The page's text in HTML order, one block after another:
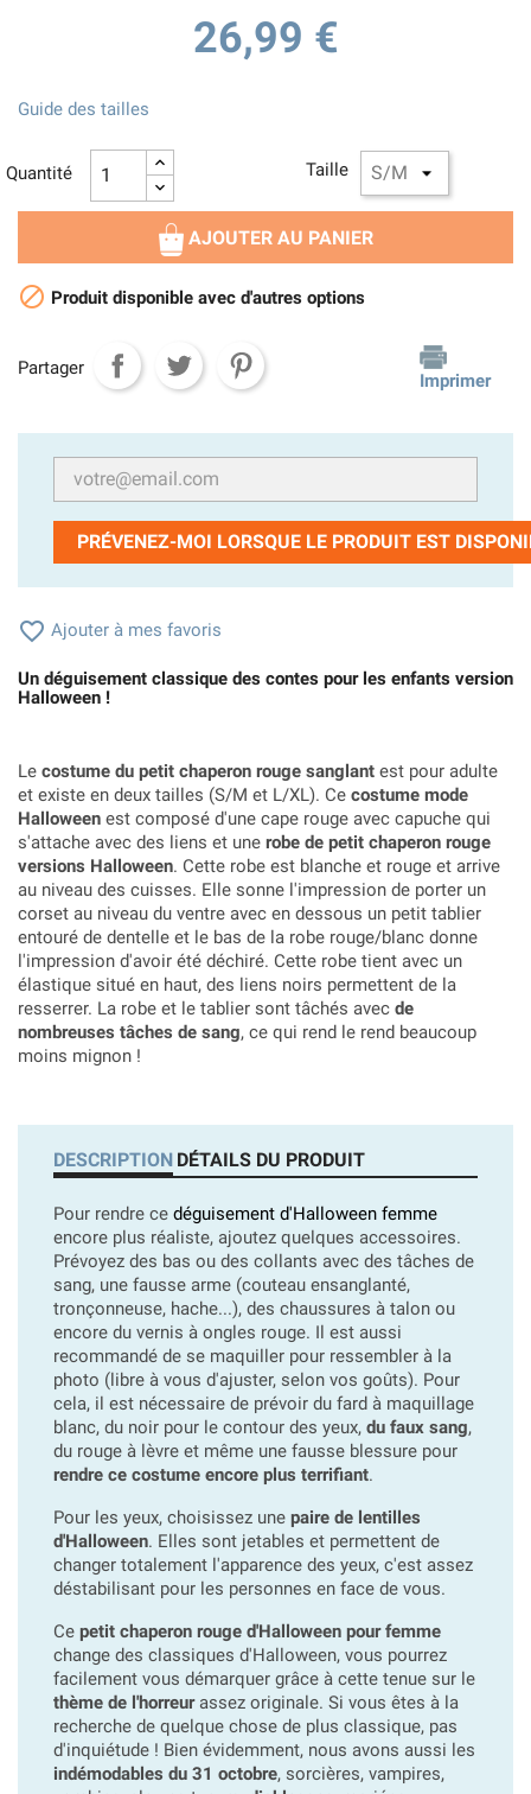
26,99 €
Taille
Guide des tailles
Quantité
AJOUTER AU PANIER
 Produit disponible avec d'autres options
Partager
Imprimer
PRÉVENEZ-MOI LORSQUE LE PRODUIT EST
 Ajouter à mes favoris
Un déguisement classique des contes pour les enfants version
Halloween !
Le costume du petit chaperon rouge sanglant est pour adulte
et existe en deux tailles (S/M et L/XL). Ce costume mode
Halloween est composé d'une cape rouge avec capuche qui
s'attache avec des liens et une robe de petit chaperon rouge
versions Halloween. Cette robe est blanche et rouge et arrive
au niveau des cuisses. Elle sonne l'impression de porter un
corset au niveau du ventre avec en dessous un petit tablier
entouré de dentelle et le bas de la robe rouge/blanc donne
l'impression d'avoir été déchiré. Cette robe tient avec un
élastique situé en haut, des liens noirs permettent de la
resserrer. La robe et le tablier sont tâchés avec de
nombreuses tâches de sang, ce qui rend le rend beaucoup
moins mignon !
DESCRIPTION DÉTAILS DU PRODUIT
Pour rendre ce déguisement d'Halloween femme
encore plus réaliste, ajoutez quelques accessoires.
Prévoyez des bas ou des collants avec des tâches de
sang, une fausse arme (couteau ensanglanté,
tronçonneuse, hache...), des chaussures à talon ou
encore du vernis à ongles rouge. Il est aussi
recommandé de se maquiller pour ressembler à la
photo (libre à vous d'ajuster, selon vos goûts). Pour
cela, il est nécessaire de prévoir du fard à maquillage
blanc, du noir pour le contour des yeux, du faux sang,
du rouge à lèvre et même une fausse blessure pour
rendre ce costume encore plus terrifiant.
Pour les yeux, choisissez une paire de lentilles
d'Halloween. Elles sont jetables et permettent de
changer totalement l'apparence des yeux, c'est assez
déstabilisant pour les personnes en face de vous.
Ce petit chaperon rouge d'Halloween pour femme
change des classiques d'Halloween, vous pourrez
facilement vous démarquer grâce à cette tenue sur le
thème de l'horreurassez originale. Si vous êtes à la
recherche de quelque chose de plus classique, pas
d'inquiétude ! Bien évidemment, nous avons aussi les
indémodables du 31 octobre, sorcières, vampires,